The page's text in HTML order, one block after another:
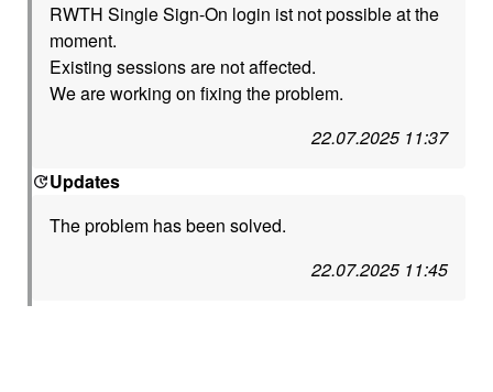
RWTH Single Sign-On login ist not possible at the
moment.
Existing sessions are not affected.
We are working on fixing the problem.
22.07.2025 11:37
Updates
The problem has been solved.
22.07.2025 11:45